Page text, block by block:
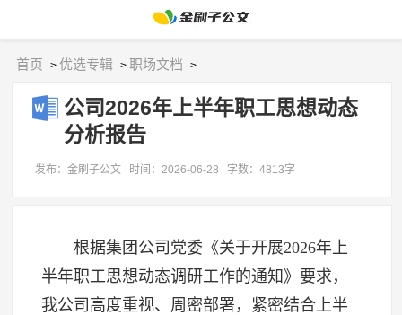
首页 >优选专辑 >职场文档 >
公司2026年上半年职工思想动态
分析报告
发布：金刷子公文 时间：2026-06-28 字数：4813字
根据集团公司党委《关于开展2026年上
半年职工思想动态调研工作的通知》要求，
我公司高度重视、周密部署，紧密结合上半